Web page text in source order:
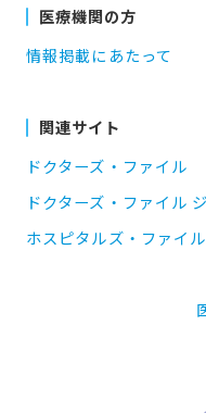
医療機関の方
情報掲載にあたって
関連サイト
ドクターズ・ファイル
ドクターズ・ファイル
ホスピタルズ・ファイル